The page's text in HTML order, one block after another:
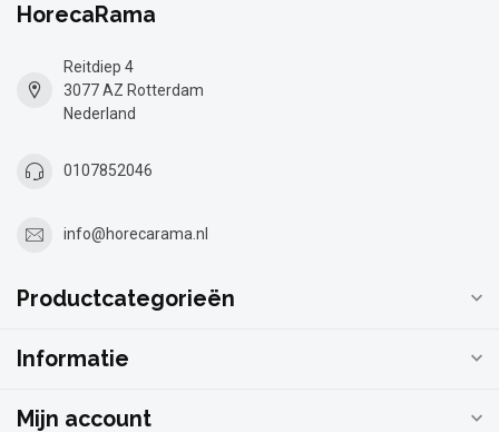
HorecaRama
Reitdiep 4
3077 AZ Rotterdam
Nederland
0107852046
info@horecarama.nl
Productcategorieën
Informatie
Mijn account